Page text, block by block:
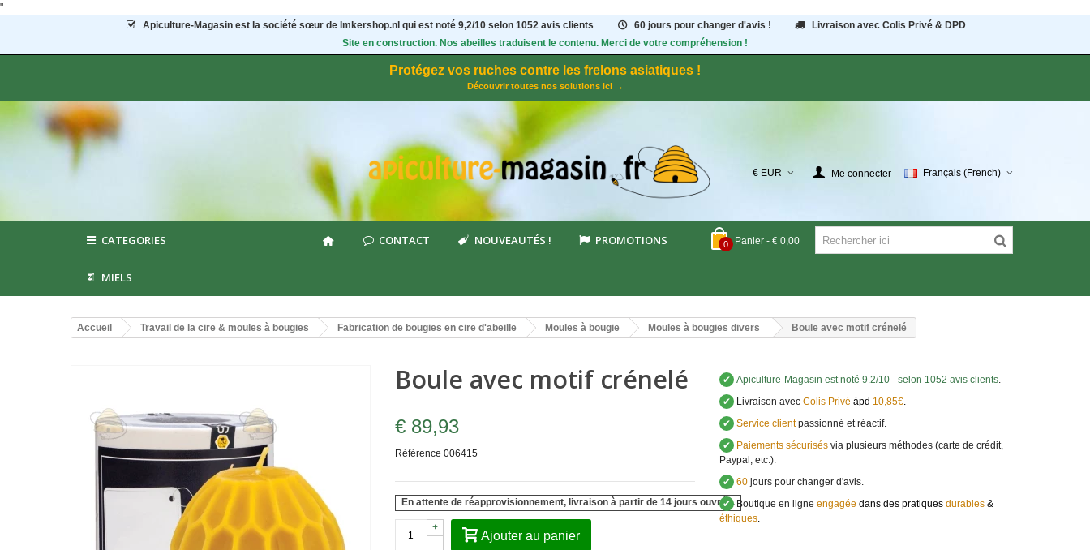
"
Apiculture-Magasin est la société sœur de Imkershop.nl qui est noté 9,2/10 selon 1052avis clients 60 jours pour changer d'avis !
Livraison avec Colis Privé & DPD
Site en construction. Nos abeilles traduisent le contenu. Merci de votre compréhension !
Protégez vos ruches contre les frelons asiatiques !
Découvrir toutes nos solutions ici →
€ EUR Me connecter Français (French)
0 Panier - € 0,00
CATEGORIES CONTACT NOUVEAUTÉS ! PROMOTIONS
MIELS
Accueil Travail de la cire & moules à bougies Fabrication de bougies en cire d'abeille Moules à bougie Moules à bougies divers Boule avec motif crénelé
Boule avec motif crénelé
€ 89,93
Référence 006415
En attente de réapprovisionnement, livraison à partir de 14 jours ouvrés.
-
+
Ajouter au panier
✔ Apiculture-Magasin est noté 9.2/10 - selon 1052 avis clients.
✔ Livraison avecColis Privé àpd 10,85€.
✔ Service clientpassionné et réactif.
✔ Paiements sécurisésvia plusieurs méthodes (carte de crédit,
Paypal, etc.).
✔ 60jours pour changer d'avis.
✔ Boutique en ligne engagée dans des pratiques durables&
éthiques.